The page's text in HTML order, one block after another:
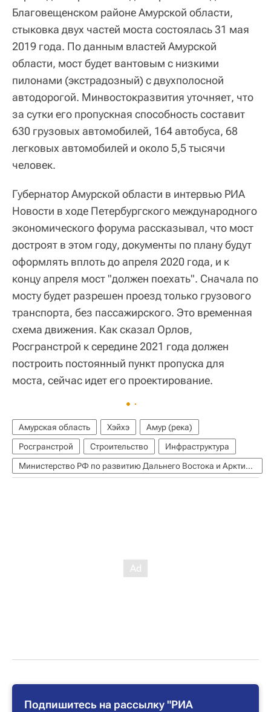
Благовещенском районе Амурской области,
стыковка двух частей моста состоялась 31 мая
2019 года. По данным властей Амурской
области, мост будет вантовым с низкими
пилонами (экстрадозный) с двухполосной
автодорогой. Минвостокразвития уточняет, что
за сутки его пропускная способность составит
630 грузовых автомобилей, 164 автобуса, 68
легковых автомобилей и около 5,5 тысячи
человек.
Губернатор Амурской области в интервью РИА
Новости в ходе Петербургского международного
экономического форума рассказывал, что мост
достроят в этом году, документы по плану будут
оформлять вплоть до апреля 2020 года, и к
концу апреля мост "должен поехать". Сначала по
мосту будет разрешен проезд только грузового
транспорта, без пассажирского. Это временная
схема движения. Как сказал Орлов,
Росгранстрой к середине 2021 года должен
построить постоянный пункт пропуска для
моста, сейчас идет его проектирование.
Амурская область Хэйхэ
Амур (река)
Росгранстрой
Строительство
Инфраструктура
Министерство РФ по развитию Дальнего Востока и Арктики (Минвостокразвития России)
Подпишитесь на рассылку "РИА